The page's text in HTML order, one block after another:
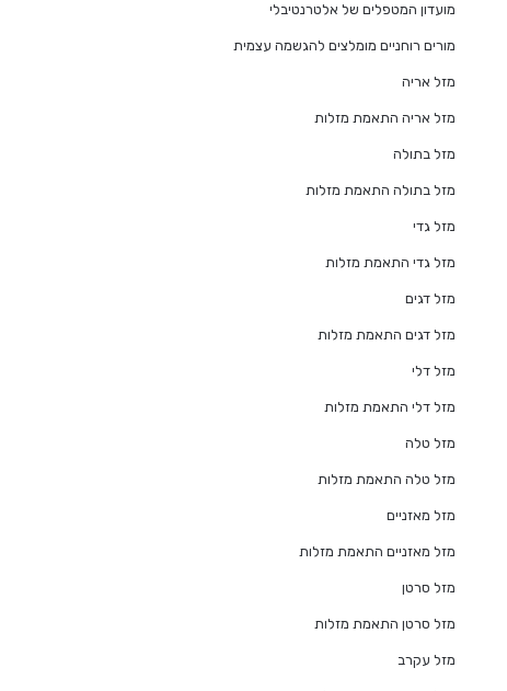
מועדון המטפלים של אלטרנטיבלי
מורים רוחניים מומלצים להגשמה עצמית
מזל אריה
מזל אריה התאמת מזלות
מזל בתולה
מזל בתולה התאמת מזלות
מזל גדי
מזל גדי התאמת מזלות
מזל דגים
מזל דגים התאמת מזלות
מזל דלי
מזל דלי התאמת מזלות
מזל טלה
מזל טלה התאמת מזלות
מזל מאזניים
מזל מאזניים התאמת מזלות
מזל סרטן
מזל סרטן התאמת מזלות
מזל עקרב